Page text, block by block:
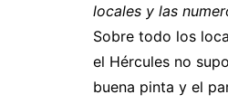
locales y las
Sobre todo los
el Hércules no
buena pinta y el